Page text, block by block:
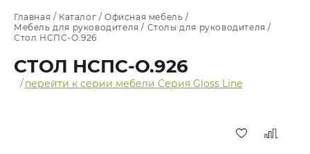
Главная / Каталог /Офисная мебель /
Мебель для руководителя / Столы для руководителя /
Стол НСПС-О.926
СТОЛ НСПС-О.926
/перейти к серии мебели Серия Gloss Line